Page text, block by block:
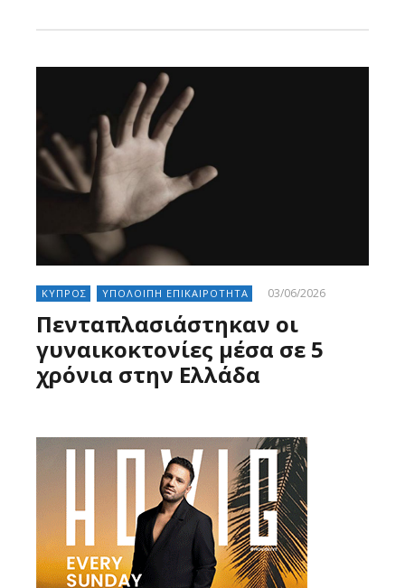
ΚΥΠΡΟΣ ΥΠΟΛΟΙΠΗ ΕΠΙΚΑΙΡΟΤΗΤΑ 03/06/2026
Πενταπλασιάστηκαν οι
γυναικοκτονίες μέσα σε 5
χρόνια στην Ελλάδα